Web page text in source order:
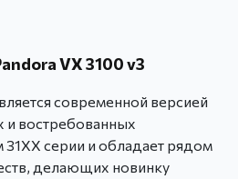
VX 3100 v3
современной версией
и востребованных
31ХХ серии и обладает рядом
делающих новинку